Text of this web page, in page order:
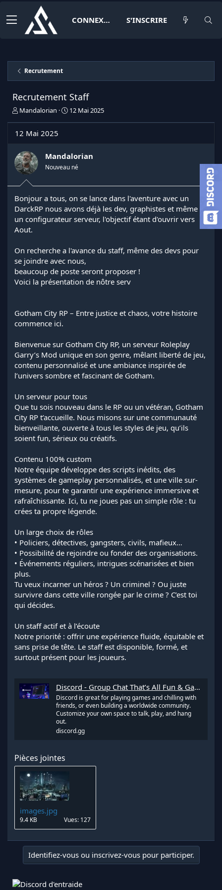
CONNEXION S'INSCRIRE
Recrutement
Recrutement Staff
I
t
a
t
e
u
d
e
l
d
s
c
u
s
n
Mandalorian
D
e
é
t
12 Mai 2025
12 Mai 2025
Mandalorian
Nouveau né
Bonjour a tous, on se lance dans l'aventure avec un
DarckRP nous avons déjà les dev, graphistes et même
un configurateur serveur, l'objectif étant d'ouvrir vers
Aout.
On recherche a l'avance du staff, même des devs pour
se joindre avec nous,
beaucoup de poste seront proposer !
Voici la présentation de nôtre serv
Gotham City RP – Entre justice et chaos, votre histoire
commence ici.
Bienvenue sur Gotham City RP, un serveur Roleplay
Garry’s Mod unique en son genre, mêlant liberté de jeu,
contenu personnalisé et une ambiance inspirée de
l’univers sombre et fascinant de Gotham.
Un serveur pour tous
Que tu sois nouveau dans le RP ou un vétéran, Gotham
City RP t’accueille. Nous misons sur une communauté
bienveillante, ouverte à tous les styles de jeu, qu’ils
soient fun, sérieux ou créatifs.
Contenu 100% custom
Notre équipe développe des scripts inédits, des
systèmes de gameplay personnalisés, et une ville sur-
mesure, pour te garantir une expérience immersive et
rafraîchissante. Ici, tu ne joues pas un simple rôle : tu
crées ta propre légende.
Un large choix de rôles
• Policiers, détectives, gangsters, civils, mafieux…
• Possibilité de rejoindre ou fonder des organisations.
• Événements réguliers, intrigues scénarisées et bien
plus.
Tu veux incarner un héros ? Un criminel ? Ou juste
survivre dans cette ville rongée par le crime ? C’est toi
qui décides.
Un staff actif et à l’écoute
Notre priorité : offrir une expérience fluide, équitable et
sans prise de tête. Le staff est disponible, formé, et
surtout présent pour les joueurs.
Discord - Group Chat That’s All Fun & Games
Discord is great for playing games and chilling with
friends, or even building a worldwide community.
Customize your own space to talk, play, and hang
out.
discord.gg
Pièces jointes
images.jpg
9.4 KB Vues: 127
Identifiez-vous ou inscrivez-vous pour participer.